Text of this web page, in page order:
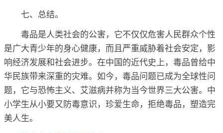
七、总结。
毒品是人类社会的公害，它不仅仅危害人民群众个性
是广大青少年的身心健康，而且严重威胁着社会安定，影
响经济发展和社会进步。在中国的近代史上，毒品曾给中
华民族带来深重的灾难。如今，毒品问题已成为全球性问
题，它与恐怖主义、艾滋病并称为当今世界三大公害。中
小学生从小要又防毒意识，珍爱生命，拒绝毒品，塑造完
美人生。